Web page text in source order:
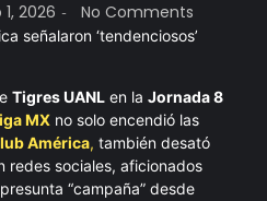
2026 - No Comments
señalaron ‘tendenciosos’
Tigres UANL en la Jornada 8
MX no solo encendió las
América, también desató
redes sociales, aficionados
“campaña” desde